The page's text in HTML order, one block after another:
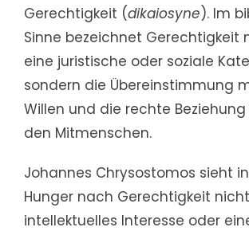
Gerechtigkeit (dikaiosyne). Im
Sinne bezeichnet Gerechtigkeit
eine juristische oder soziale
sondern die Übereinstimmung
Willen und die rechte
den Mitmenschen.
Johannes Chrysostomos sieht
Hunger nach Gerechtigkeit
intellektuelles Interesse oder